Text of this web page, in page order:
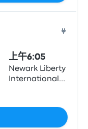
上午6:05
Newark Liberty
International
(arrivals, Zone